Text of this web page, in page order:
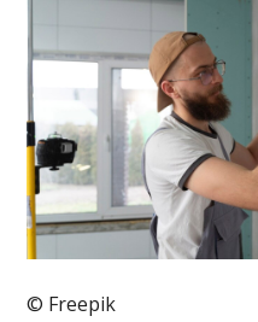
© Freepik